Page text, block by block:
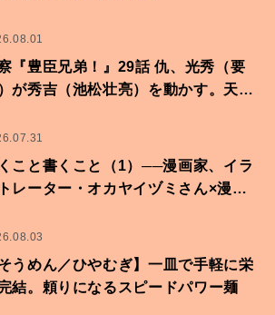
『豊臣兄弟！』29話 仇、光秀（要
が秀吉（池松壮亮）を動かす。天下
こと書くこと（1）──漫画家、イラ
レーター・オカヤイヅミさん×漫画
そうめん／ひやむぎ】一皿で手軽に栄
結。頼りになるスピードパワー麺